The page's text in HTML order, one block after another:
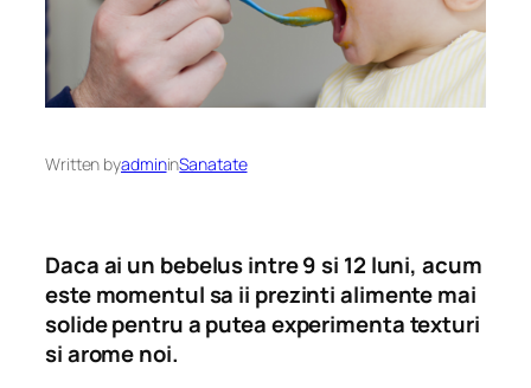
Written byadmininSanatate
Daca ai un bebelus intre 9 si 12 luni, acum
este momentul sa ii prezinti alimente mai
solide pentru a putea experimenta texturi
si arome noi.